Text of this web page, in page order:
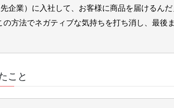
企業）に入社して、お客様に商品を届けるん
方法でネガティブな気持ちを打ち消し、最後
こと